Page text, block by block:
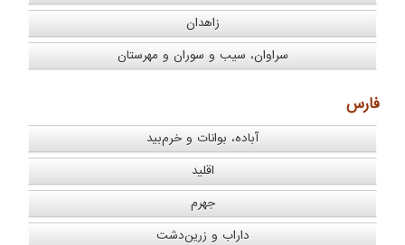
زاهدان
سراوان، سیب و سوران و مهرستان
فارس
آباده، بوانات و خرم‌بید
اقلید
جهرم
داراب و زرین‌دشت